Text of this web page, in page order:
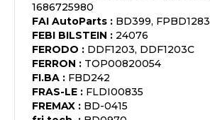
1686725980
FAI AutoParts : BD399, FPBD1283
FEBI BILSTEIN : 24076
FERODO : DDF1203, DDF1203C
FERRON : TOP00820054
FI.BA : FBD242
FRAS-LE : FLDI00835
FREMAX : BD-0415